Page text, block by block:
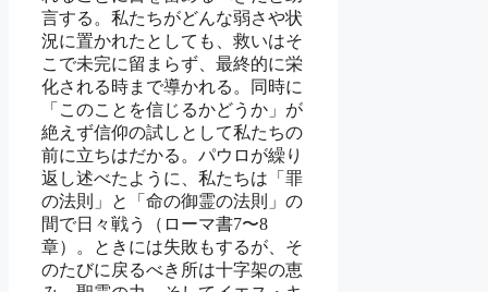
言する。私たちがどんな弱さや状
況に置かれたとしても、救いはそ
こで未完に留まらず、最終的に栄
化される時まで導かれる。同時に
「このことを信じるかどうか」が
絶えず信仰の試しとして私たちの
前に立ちはだかる。パウロが繰り
返し述べたように、私たちは「罪
の法則」と「命の御霊の法則」の
間で日々戦う（ローマ書7〜8
章）。ときには失敗もするが、そ
のたびに戻るべき所は十字架の恵